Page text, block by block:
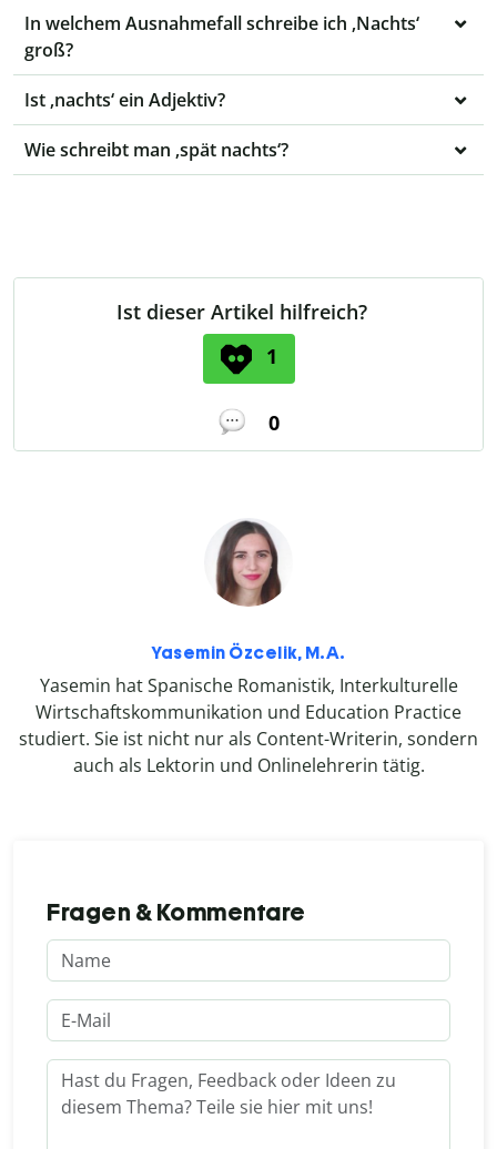
In welchem Ausnahmefall schreibe ich ‚Nachts‘
groß?
Ist ‚nachts‘ ein Adjektiv?
Wie schreibt man ‚spät nachts‘?
Ist dieser Artikel hilfreich?
1
0
Yasemin Özcelik, M.A.
Yasemin hat Spanische Romanistik, Interkulturelle
Wirtschaftskommunikation und Education Practice
studiert. Sie ist nicht nur als Content-Writerin, sondern
auch als Lektorin und Onlinelehrerin tätig.
Fragen & Kommentare